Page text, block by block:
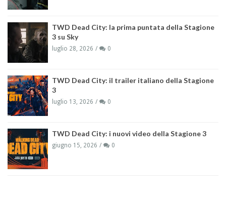
TWD Dead City: la prima puntata della Stagione
3 su Sky
luglio 28, 2026 0
TWD Dead City: il trailer italiano della Stagione
3
luglio 13, 2026 0
TWD Dead City: i nuovi video della Stagione 3
giugno 15, 2026 0